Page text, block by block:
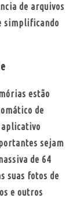
de arquivos
simplificando
estão
de
sejam
de 64
suas fotos de
e outros